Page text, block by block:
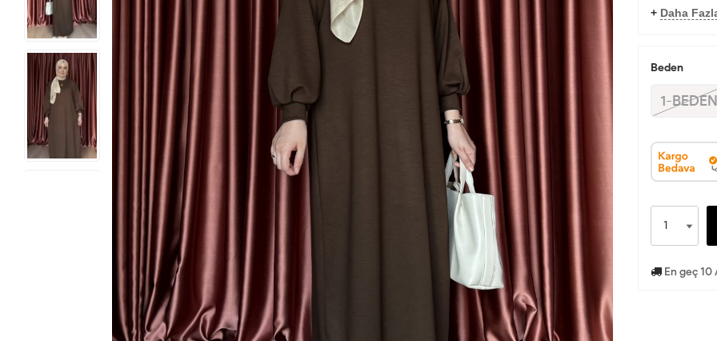
+ Daha
Beden
1-BEDEN
En geç 10